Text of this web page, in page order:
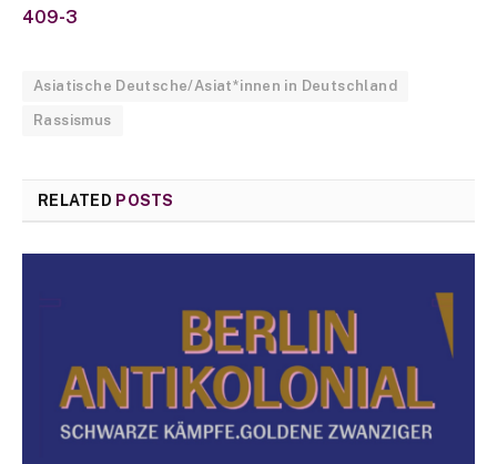
409-3
Asiatische Deutsche/Asiat*innen in Deutschland
Rassismus
RELATED POSTS